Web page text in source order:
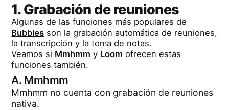
1. Grabación de reuniones
Algunas de las funciones más populares de
Bubbles son la grabación automática de reuniones,
la transcripción y la toma de notas.
Veamos si Mmhmm y Loom ofrecen estas
funciones también.
A. Mmhmm
Mmhmm no cuenta con grabación de reuniones
nativa.